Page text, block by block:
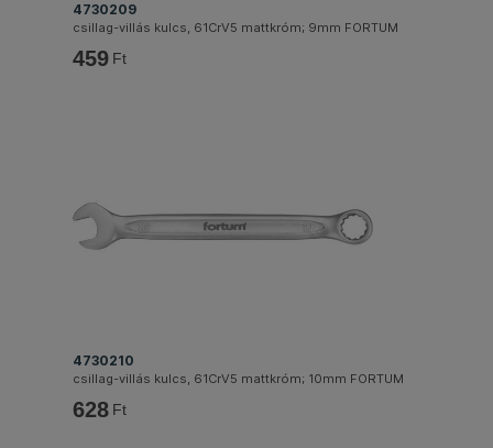
4730209
csillag-villás kulcs, 61CrV5 mattkróm; 9mm FORTUM
459 Ft
4730210
csillag-villás kulcs, 61CrV5 mattkróm; 10mm FORTUM
628 Ft